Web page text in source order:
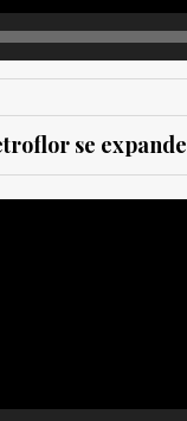
se expande